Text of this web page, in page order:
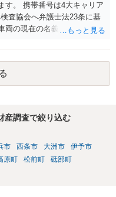
す。 携帯番号は4大キャリア
査協会へ弁護士法23条に基
両の現在の名義人 は、分か
、 ・元彼・元カノ名義の回
義残りのまま使用している
所の特定ができない場合も
事件の受任を前提とせず弁
産調査で絞り込む
市 西条市 大洲市
伊予市
原町 松前町
砥部町